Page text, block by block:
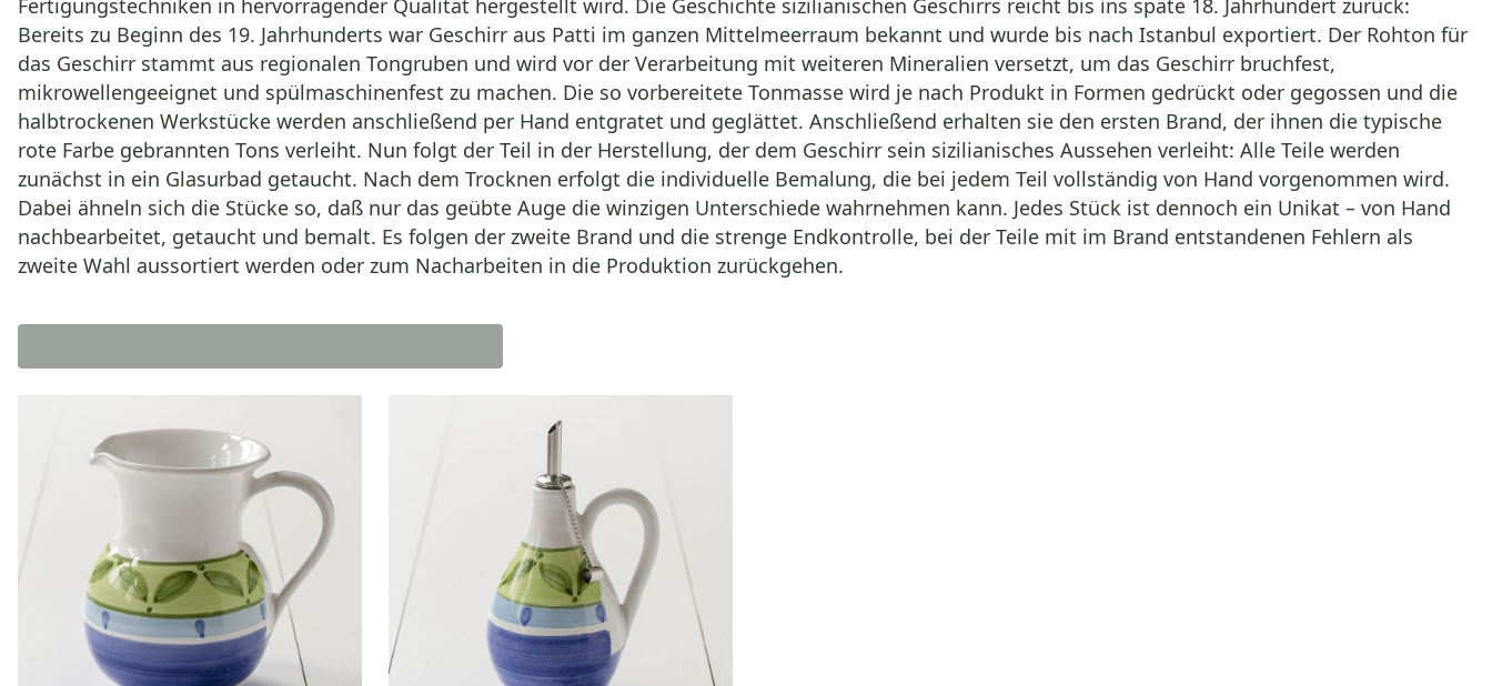
Fertigungstechniken in hervorragender Qualität hergestellt wird. Die Geschichte sizilianischen Geschirrs reicht bis ins späte 18. Jahrhundert zurück:
Bereits zu Beginn des 19. Jahrhunderts war Geschirr aus Patti im ganzen Mittelmeerraum bekannt und wurde bis nach Istanbul exportiert. Der Rohton für
das Geschirr stammt aus regionalen Tongruben und wird vor der Verarbeitung mit weiteren Mineralien versetzt, um das Geschirr bruchfest,
mikrowellengeeignet und spülmaschinenfest zu machen. Die so vorbereitete Tonmasse wird je nach Produkt in Formen gedrückt oder gegossen und die
halbtrockenen Werkstücke werden anschließend per Hand entgratet und geglättet. Anschließend erhalten sie den ersten Brand, der ihnen die typische
rote Farbe gebrannten Tons verleiht. Nun folgt der Teil in der Herstellung, der dem Geschirr sein sizilianisches Aussehen verleiht: Alle Teile werden
zunächst in ein Glasurbad getaucht. Nach dem Trocknen erfolgt die individuelle Bemalung, die bei jedem Teil vollständig von Hand vorgenommen wird.
Dabei ähneln sich die Stücke so, daß nur das geübte Auge die winzigen Unterschiede wahrnehmen kann. Jedes Stück ist dennoch ein Unikat – von Hand
nachbearbeitet, getaucht und bemalt. Es folgen der zweite Brand und die strenge Endkontrolle, bei der Teile mit im Brand entstandenen Fehlern als
zweite Wahl aussortiert werden oder zum Nacharbeiten in die Produktion zurückgehen.